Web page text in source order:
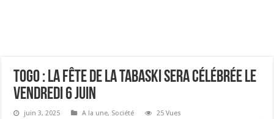
Togo : La fête de la Tabaski sera célébrée le
vendredi 6 juin
juin 3, 2025 A la une, Société 25 Vues